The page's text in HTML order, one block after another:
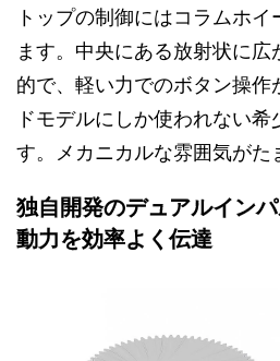
トップの制御にはコラムホ
ます。中央にある放射状に
的で、軽い力でのボタン操作
ドモデルにしか使われない
す。メカニカルな雰囲気が
独自開発のデュアルイン
動力を効率よく伝達